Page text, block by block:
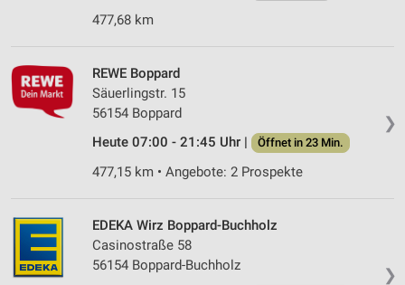
477,68 km
❯
REWE Boppard
Säuerlingstr. 15
56154 Boppard
Heute 07:00 - 21:45 Uhr |
Öffnet in 23 Min.
477,15 km • Angebote: 2 Prospekte
❯
EDEKA Wirz Boppard-Buchholz
Casinostraße 58
56154 Boppard-Buchholz